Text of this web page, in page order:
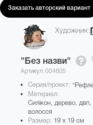
Заказать авторский вариант
Художник:
"Без назви"
Артикул: 004605
Серия/проект:
Материал:
Силікон, дерево,
волосся
Размер: 19 x 19 см